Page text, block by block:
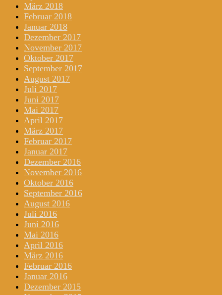
März 2018
Februar 2018
Januar 2018
Dezember 2017
November 2017
Oktober 2017
September 2017
August 2017
Juli 2017
Juni 2017
Mai 2017
April 2017
März 2017
Februar 2017
Januar 2017
Dezember 2016
November 2016
Oktober 2016
September 2016
August 2016
Juli 2016
Juni 2016
Mai 2016
April 2016
März 2016
Februar 2016
Januar 2016
Dezember 2015